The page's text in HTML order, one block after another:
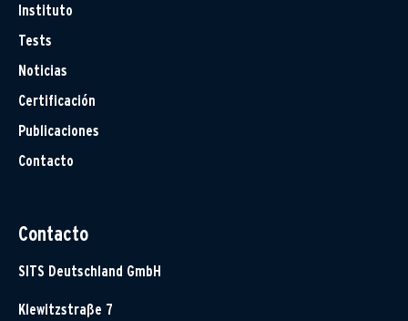
Instituto
Tests
Noticias
Certificación
Publicaciones
Contacto
Contacto
SITS Deutschland GmbH
Klewitzstraße 7